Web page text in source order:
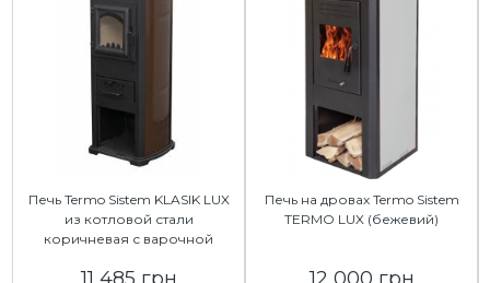
Печь Termo Sistem KLASIK LUX
из котловой стали
коричневая с варочной
Печь на дровах Termo Sistem
TERMO LUX (бежевий)